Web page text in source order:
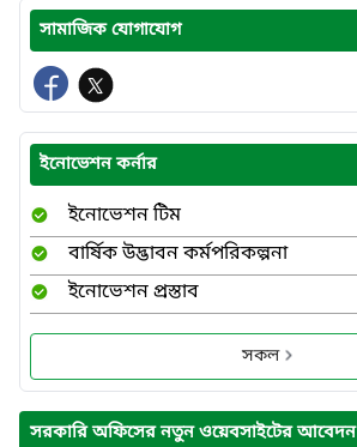
সামাজিক যোগাযোগ
ইনোভেশন কর্নার
ইনোভেশন টিম
বার্ষিক উদ্ভাবন কর্মপরিকল্পনা
ইনোভেশন প্রস্তাব
সকল
সরকারি অফিসের নতুন ওয়েবসাইটের আবেদন